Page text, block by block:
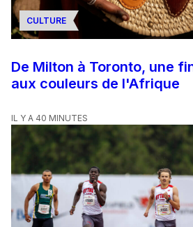
CULTURE
De Milton à Toronto, une
aux couleurs de l'Afrique
IL Y A 40 MINUTES